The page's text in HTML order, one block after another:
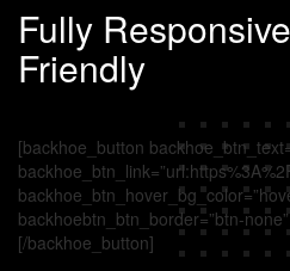
Fully
Friendly
[backhoe_button
backhoebtn_btn_border=”btn-
[/backhoe_button]